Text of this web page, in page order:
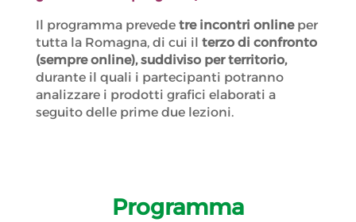
Il programma prevede tre incontri onlineper
tutta la Romagna, di cui il terzo di confronto
(sempre online), suddiviso per territorio,
durante il quali i partecipanti potranno
analizzare i prodotti grafici elaborati a
seguito delle prime due lezioni.
Programma